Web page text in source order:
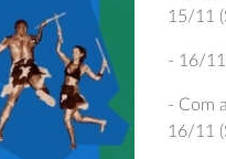
15/11
- 16/11
- Com
16/11